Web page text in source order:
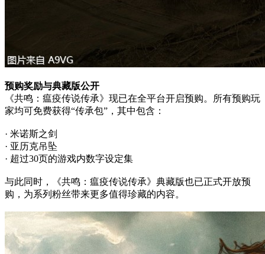
预购奖励与典藏版公开
《共鸣：瘟疫传说传承》现已在全平台开启预购。所有预购玩
家均可免费获得“传承包”，其中包含：
· 米诺斯之剑
· 亚历克吊坠
· 超过30页的游戏内数字设定集
与此同时，《共鸣：瘟疫传说传承》典藏版也已正式开放预
购，为系列粉丝带来更多值得珍藏的内容。